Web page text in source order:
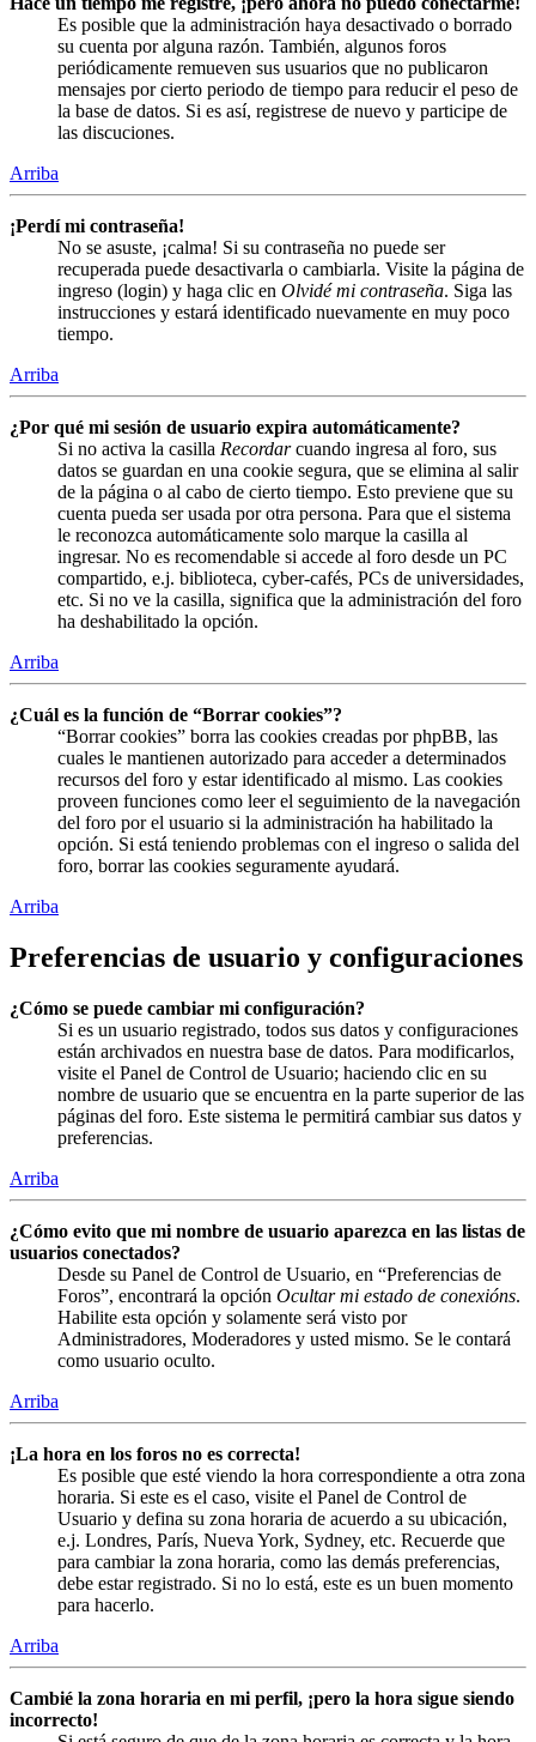
Es posible que la administración haya desactivado o borrado
su cuenta por alguna razón. También, algunos foros
periódicamente remueven sus usuarios que no publicaron
mensajes por cierto periodo de tiempo para reducir el peso de
la base de datos. Si es así, registrese de nuevo y participe de
las discuciones.
Arriba
¡Perdí mi contraseña!
No se asuste, ¡calma! Si su contraseña no puede ser
recuperada puede desactivarla o cambiarla. Visite la página de
ingreso (login) y haga clic en Olvidé mi contraseña. Siga las
instrucciones y estará identificado nuevamente en muy poco
tiempo.
Arriba
¿Por qué mi sesión de usuario expira automáticamente?
Si no activa la casilla Recordarcuando ingresa al foro, sus
datos se guardan en una cookie segura, que se elimina al salir
de la página o al cabo de cierto tiempo. Esto previene que su
cuenta pueda ser usada por otra persona. Para que el sistema
le reconozca automáticamente solo marque la casilla al
ingresar. No es recomendable si accede al foro desde un PC
compartido, e.j. biblioteca, cyber-cafés, PCs de universidades,
etc. Si no ve la casilla, significa que la administración del foro
ha deshabilitado la opción.
Arriba
¿Cuál es la función de “Borrar cookies”?
“Borrar cookies” borra las cookies creadas por phpBB, las
cuales le mantienen autorizado para acceder a determinados
recursos del foro y estar identificado al mismo. Las cookies
proveen funciones como leer el seguimiento de la navegación
del foro por el usuario si la administración ha habilitado la
opción. Si está teniendo problemas con el ingreso o salida del
foro, borrar las cookies seguramente ayudará.
Arriba
Preferencias de usuario y configuraciones
¿Cómo se puede cambiar mi configuración?
Si es un usuario registrado, todos sus datos y configuraciones
están archivados en nuestra base de datos. Para modificarlos,
visite el Panel de Control de Usuario; haciendo clic en su
nombre de usuario que se encuentra en la parte superior de las
páginas del foro. Este sistema le permitirá cambiar sus datos y
preferencias.
Arriba
¿Cómo evito que mi nombre de usuario aparezca en las listas de
usuarios conectados?
Desde su Panel de Control de Usuario, en “Preferencias de
Foros”, encontrará la opción Ocultar mi estado de conexións.
Habilite esta opción y solamente será visto por
Administradores, Moderadores y usted mismo. Se le contará
como usuario oculto.
Arriba
¡La hora en los foros no es correcta!
Es posible que esté viendo la hora correspondiente a otra zona
horaria. Si este es el caso, visite el Panel de Control de
Usuario y defina su zona horaria de acuerdo a su ubicación,
e.j. Londres, París, Nueva York, Sydney, etc. Recuerde que
para cambiar la zona horaria, como las demás preferencias,
debe estar registrado. Si no lo está, este es un buen momento
para hacerlo.
Arriba
Cambié la zona horaria en mi perfil, ¡pero la hora sigue siendo
incorrecto!